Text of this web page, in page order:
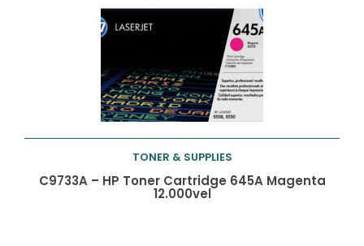
Toevoegen aan
TONER & SUPPLIES
C9733A – HP Toner Cartridge 645A Magenta
12.000vel